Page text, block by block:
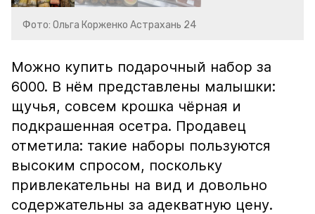
Фото: Ольга Корженко Астрахань 24
Можно купить подарочный набор за
6000. В нём представлены малышки:
щучья, совсем крошка чёрная и
подкрашенная осетра. Продавец
отметила: такие наборы пользуются
высоким спросом, поскольку
привлекательны на вид и довольно
содержательны за адекватную цену.